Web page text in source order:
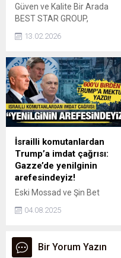
Güven ve Kalite Bir Arada
BEST STAR GROUP,
ticaret alanında faaliyet
kurumsal bir şirkettir. 8 yılı
aşkın tecrübesiyle
sektöründe güvenilir ve
profesyonel bir marka
haline gelmiştir. Şirketin
kurucusu ve CEO’su Haji
Hasib Barikzai olup, merkez
ofisi İstanbul, Türkiye’dedir.
Grup; Dubai, Suudi...
13.02.2026
İsrailli komutanlardan
Trump’a imdat çağrısı:
Gazze’de yenilginin
arefesindeyiz!
Eski Mossad ve Şin Bet
bulunduğu 600 kişilik İsrail
grubu, ABD Başkanı
Trump’a seslenerek Gazze
04.08.2025
Bir Yorum Yazın